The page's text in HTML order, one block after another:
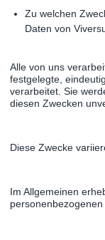
Zu welchen
Daten von
Alle von uns
festgelegte,
verarbeitet. Sie
diesen Zwecken
Diese Zwecke
Im Allgemeinen